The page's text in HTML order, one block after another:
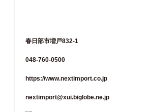
春日部市増戸832-1
048-760-0500
https://www.nextimport.co.jp
nextimport@xui.biglobe.ne.jp